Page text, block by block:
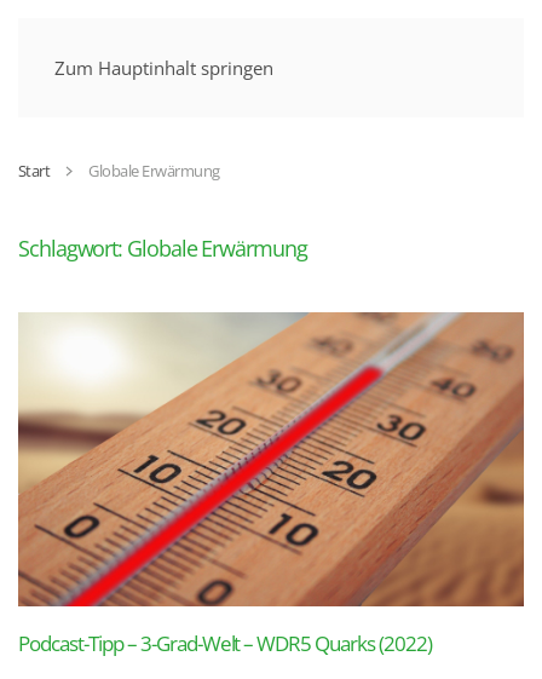
Zum Hauptinhalt springen
Start Globale Erwärmung
Schlagwort: Globale Erwärmung
Podcast-Tipp – 3-Grad-Welt – WDR5 Quarks (2022)